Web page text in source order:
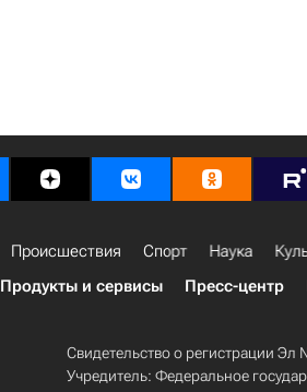
Происшествия Спорт Наука
Продукты и сервисы Пресс-центр
Свидетельство о регистрации
Учредитель: Федеральное